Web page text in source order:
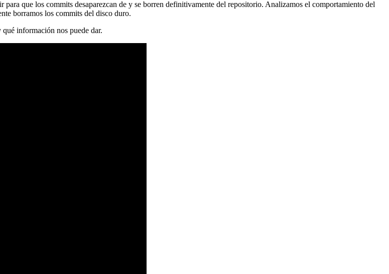
que los commits desaparezcan de y se borren definitivamente del repositorio. Analizamos el comportamiento del
borramos los commits del disco duro.
información nos puede dar.